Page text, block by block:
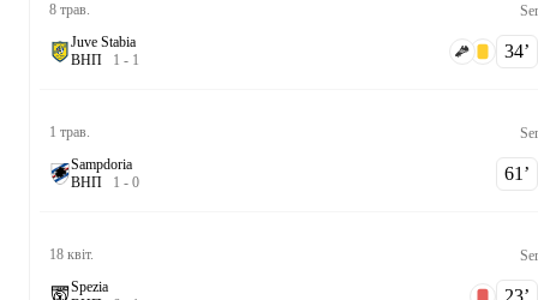
8 трав.
Juve Stabia
ВНП 1 - 1 34‎’‎
1 трав.
Sampdoria
ВНП 1 - 0 61‎’‎
18 квіт.
Spezia
23‎’‎